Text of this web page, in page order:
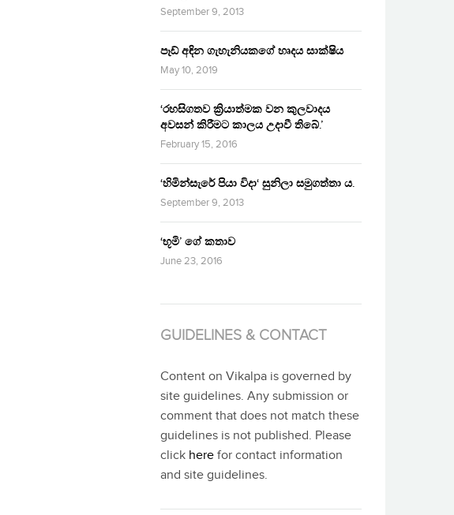
September 9, 2013
පෑඩ් අඳින ගැහැනියකගේ හෘදය සාක්ෂිය
May 10, 2019
‘රහසිගතව ක්‍රියාත්මක වන කුලවාදය
අවසන් කිරීමට කාලය උදාවී තිබේ.’
February 15, 2016
‘හිමින්සැරේ පියා විදා‘ සුනිලා සමුගත්තා ය.
September 9, 2013
‘භූමි’ ගේ කතාව
June 23, 2016
GUIDELINES & CONTACT
Content on Vikalpa is governed by
site guidelines. Any submission or
comment that does not match these
guidelines is not published. Please
click here for contact information
and site guidelines.